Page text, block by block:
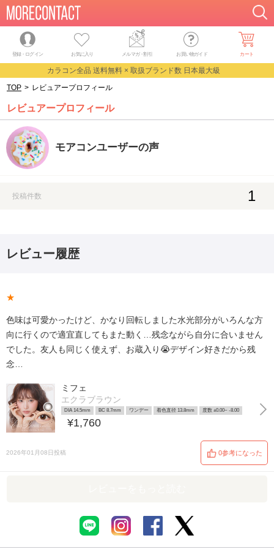
登録・ログイン お気に入り メルマガ・割引 お買い物ガイド カート
カラコン全品 送料無料 × 取扱ブランド数 日本最大級
TOP > レビュアープロフィール
レビュアープロフィール
モアコンユーザーの声
投稿件数 1
レビュー履歴
★
色味は可愛かったけど、かなり回転しました水光部分がいろんな方
向に行くので適宜直してもまた動く…残念ながら自分に合いません
でした。友人も同じく使えず、お蔵入り😭デザイン好きだから残
念…
ミフェ
エクラブラウン
DIA 14.5mm BC 8.7mm ワンデー 着色直径 13.8mm 度数 ±0.00~ -8.00
¥1,760
2026年01月08日投稿 0参考になった